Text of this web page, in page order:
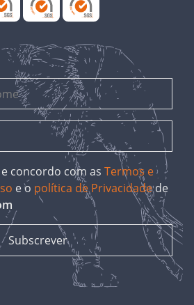
concordo com asTermos e
e o política de Privacidadede